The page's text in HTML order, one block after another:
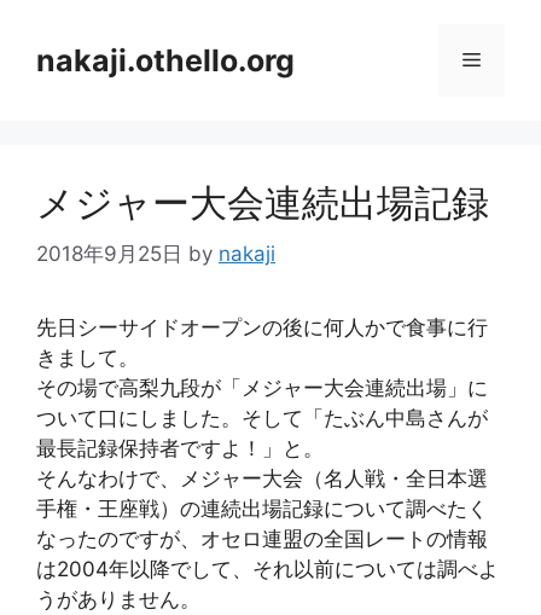
nakaji.othello.org メ
ュ
メジャー大会連続出場記録
2018年9月25日 by nakaji
先日シーサイドオープンの後に何人かで食事に行
きまして。
その場で高梨九段が「メジャー大会連続出場」に
ついて口にしました。そして「たぶん中島さんが
最長記録保持者ですよ！」と。
そんなわけで、メジャー大会（名人戦・全日本選
手権・王座戦）の連続出場記録について調べたく
なったのですが、オセロ連盟の全国レートの情報
は2004年以降でして、それ以前については調べよ
うがありません。